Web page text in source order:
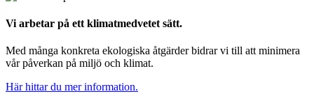
Vi arbetar på ett klimatmedvetet sätt.
Med många konkreta ekologiska åtgärder bidrar vi till att minimera
vår påverkan på miljö och klimat.
Här hittar du mer information.